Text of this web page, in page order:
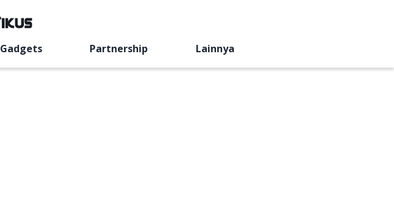
Gadgets Partnership Lainnya